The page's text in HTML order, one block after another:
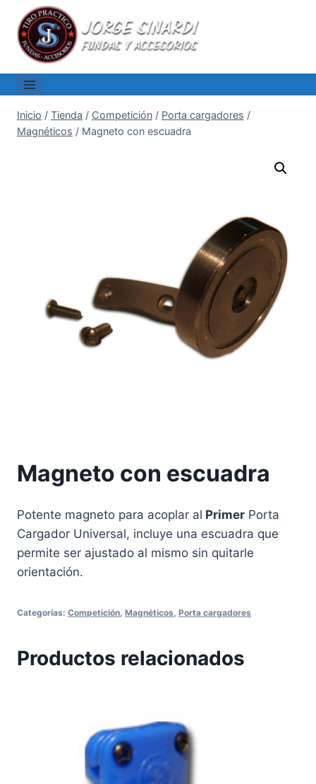
Saltar
contenido
Inicio / Tienda / Competición / Porta cargadores /
Magnéticos / Magneto con escuadra
Magneto con escuadra
Potente magneto para acoplar al Primer Porta
Cargador Universal, incluye una escuadra que
permite ser ajustado al mismo sin quitarle
orientación.
Categorías: Competición, Magnéticos, Porta cargadores
Productos relacionados